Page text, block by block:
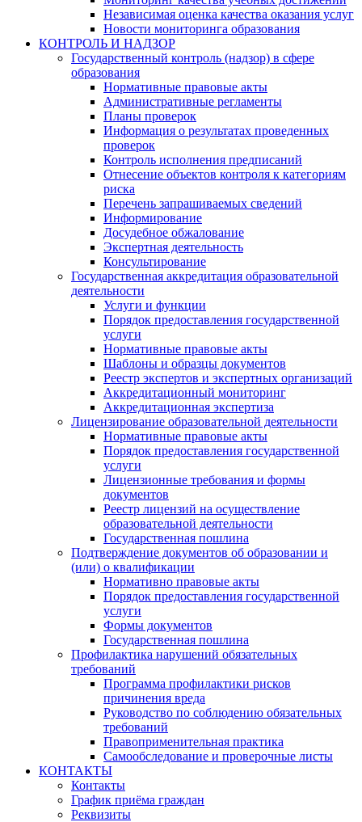
Независимая оценка качества оказания услуг
Новости мониторинга образования
КОНТРОЛЬ И НАДЗОР
Государственный контроль (надзор) в сфере
образования
Нормативные правовые акты
Административные регламенты
Планы проверок
Информация о результатах проведенных
проверок
Контроль исполнения предписаний
Отнесение объектов контроля к категориям
риска
Перечень запрашиваемых сведений
Информирование
Досудебное обжалование
Экспертная деятельность
Консультирование
Государственная аккредитация образовательной
деятельности
Услуги и функции
Порядок предоставления государственной
услуги
Нормативные правовые акты
Шаблоны и образцы документов
Реестр экспертов и экспертных организаций
Аккредитационный мониторинг
Аккредитационная экспертиза
Лицензирование образовательной деятельности
Нормативные правовые акты
Порядок предоставления государственной
услуги
Лицензионные требования и формы
документов
Реестр лицензий на осуществление
образовательной деятельности
Государственная пошлина
Подтверждение документов об образовании и
(или) о квалификации
Нормативно правовые акты
Порядок предоставления государственной
услуги
Формы документов
Государственная пошлина
Профилактика нарушений обязательных
требований
Программа профилактики рисков
причинения вреда
Руководство по соблюдению обязательных
требований
Правоприменительная практика
Самообследование и проверочные листы
КОНТАКТЫ
Контакты
График приёма граждан
Реквизиты